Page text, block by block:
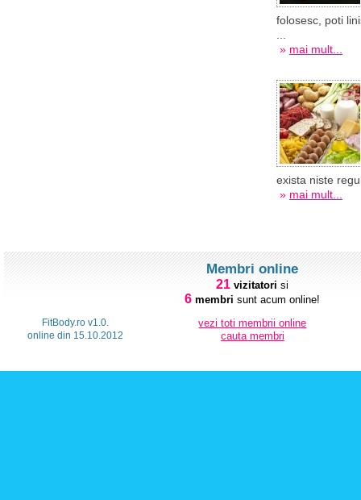
folosesc, poti
» mai mult...
exista niste
» mai mult...
FitBody.ro v1.0.
online din 15.10.2012
Membri online
21 vizitatori si
6 membri sunt acum online!
vezi toti membrii online
cauta membri